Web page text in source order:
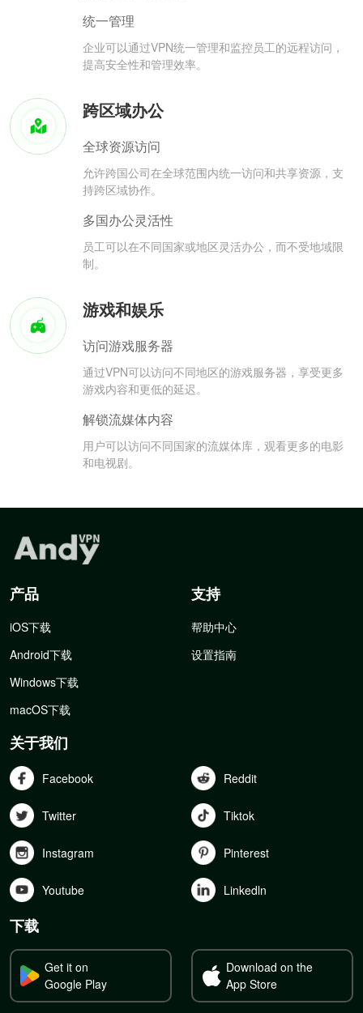
统一管理
企业可以通过VPN统一管理和监控员工的远程访问，
提高安全性和管理效率。
跨区域办公
全球资源访问
允许跨国公司在全球范围内统一访问和共享资源，支
持跨区域协作。
多国办公灵活性
员工可以在不同国家或地区灵活办公，而不受地域限
制。
游戏和娱乐
访问游戏服务器
通过VPN可以访问不同地区的游戏服务器，享受更多
游戏内容和更低的延迟。
解锁流媒体内容
用户可以访问不同国家的流媒体库，观看更多的电影
和电视剧。
产品
iOS下载
Android下载
Windows下载
macOS下载
支持
帮助中心
设置指南
关于我们
Facebook Reddit
Twitter Tiktok
Instagram Pinterest
Youtube Linkedln
下载
Get it on
Google Play
Download on the
App Store